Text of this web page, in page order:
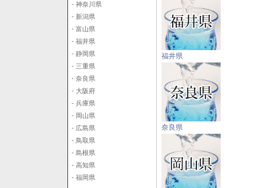
- 神奈川県
- 新潟県
- 富山県
- 福井県
- 静岡県
- 三重県
- 奈良県
- 大阪府
- 兵庫県
- 岡山県
- 広島県
- 鳥取県
- 島根県
- 高知県
- 福岡県
福井県
奈良県